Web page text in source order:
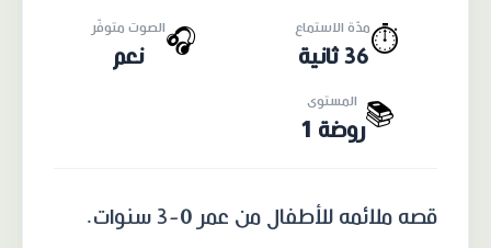
⏱️مدّة الاستماع
36 ثانية
🎧الصوت متوفّر
نعم
📚 المستوى
روضة 1
قصه ملائمه للأطفال من عمر 0-3 سنوات.